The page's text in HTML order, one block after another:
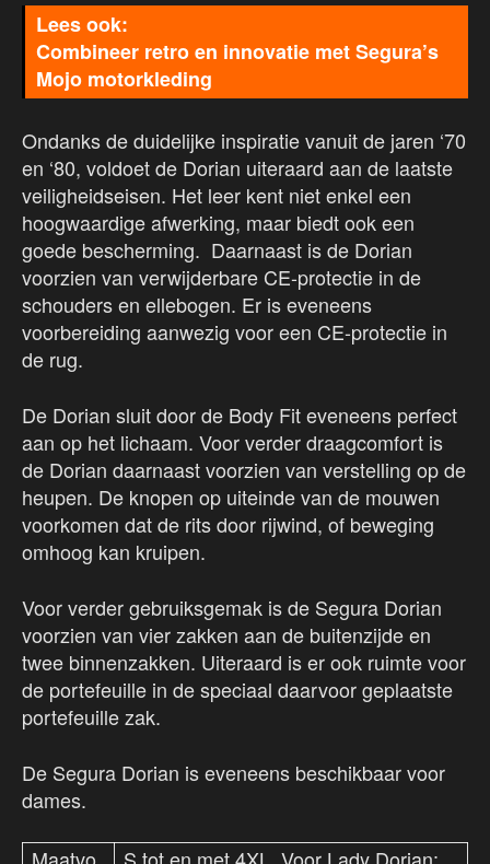
Combineer retro en innovatie met Segura’s
Mojo motorkleding
Ondanks de duidelijke inspiratie vanuit de jaren ‘70
en ‘80, voldoet de Dorian uiteraard aan de laatste
veiligheidseisen. Het leer kent niet enkel een
hoogwaardige afwerking, maar biedt ook een
goede bescherming. Daarnaast is de Dorian
voorzien van verwijderbare CE-protectie in de
schouders en ellebogen. Er is eveneens
voorbereiding aanwezig voor een CE-protectie in
de rug.
De Dorian sluit door de Body Fit eveneens perfect
aan op het lichaam. Voor verder draagcomfort is
de Dorian daarnaast voorzien van verstelling op de
heupen. De knopen op uiteinde van de mouwen
voorkomen dat de rits door rijwind, of beweging
omhoog kan kruipen.
Voor verder gebruiksgemak is de Segura Dorian
voorzien van vier zakken aan de buitenzijde en
twee binnenzakken. Uiteraard is er ook ruimte voor
de portefeuille in de speciaal daarvoor geplaatste
portefeuille zak.
De Segura Dorian is eveneens beschikbaar voor
dames.